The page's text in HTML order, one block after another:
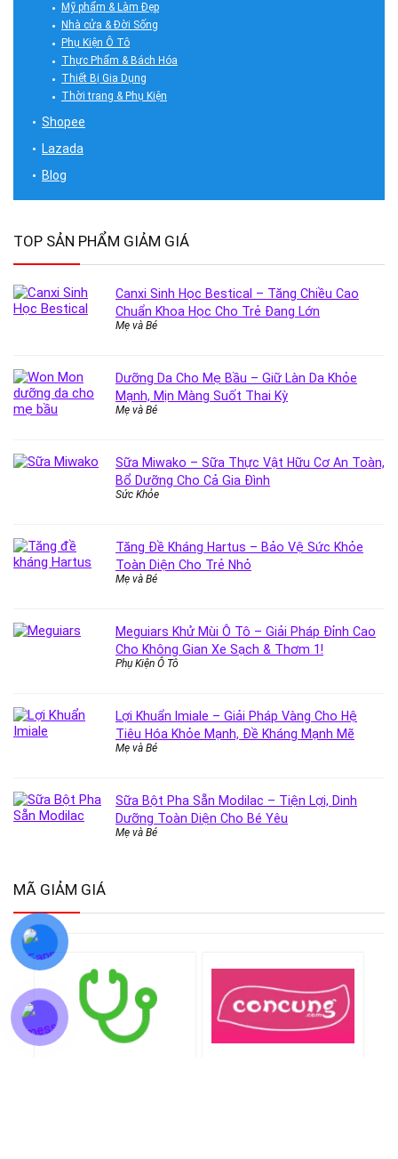
Mỹ phẩm & Làm Đẹp
Nhà cửa & Đời Sống
Phụ Kiện Ô Tô
Thực Phẩm & Bách Hóa
Thiết Bị Gia Dụng
Thời trang & Phụ Kiện
Shopee
Lazada
Blog
TOP SẢN PHẨM GIẢM GIÁ
Canxi Sinh Học Bestical – Tăng Chiều Cao
Chuẩn Khoa Học Cho Trẻ Đang Lớn
Mẹ và Bé
Dưỡng Da Cho Mẹ Bầu – Giữ Làn Da Khỏe
Mạnh, Mịn Màng Suốt Thai Kỳ
Mẹ và Bé
Sữa Miwako – Sữa Thực Vật Hữu Cơ An Toàn,
Bổ Dưỡng Cho Cả Gia Đình
Sức Khỏe
Tăng Đề Kháng Hartus – Bảo Vệ Sức Khỏe
Toàn Diện Cho Trẻ Nhỏ
Mẹ và Bé
Meguiars Khử Mùi Ô Tô – Giải Pháp Đỉnh Cao
Cho Không Gian Xe Sạch & Thơm 1!
Phụ Kiện Ô Tô
Lợi Khuẩn Imiale – Giải Pháp Vàng Cho Hệ
Tiêu Hóa Khỏe Mạnh, Đề Kháng Mạnh Mẽ
Mẹ và Bé
Sữa Bột Pha Sẵn Modilac – Tiện Lợi, Dinh
Dưỡng Toàn Diện Cho Bé Yêu
Mẹ và Bé
MÃ GIẢM GIÁ